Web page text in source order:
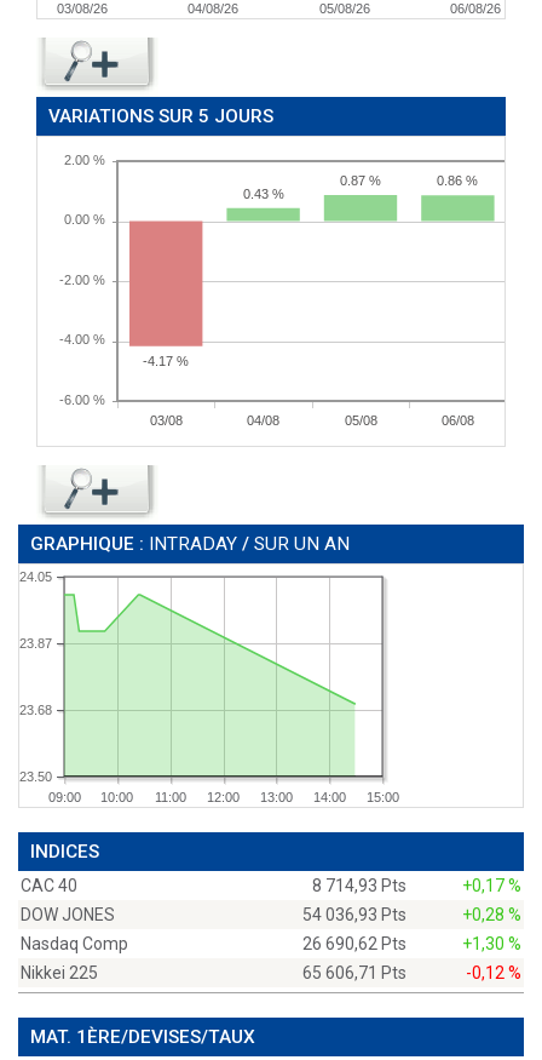
03/08/26 04/08/26 05/08/26 06/08/26
VARIATIONS SUR 5 JOURS
GRAPHIQUE : INTRADAY / SUR UN AN
09:00 10:00 11:00 12:00 13:00 14:00 15:00
23.50
23.68
23.87
24.05
INDICES
CAC 40 8 714,93 Pts
+0,17 %
DOW JONES
54 036,93 Pts
+0,28 %
Nasdaq Comp
26 690,62 Pts
+1,30 %
Nikkei 225
65 606,71 Pts -0,12 %
MAT. 1ÈRE/DEVISES/TAUX